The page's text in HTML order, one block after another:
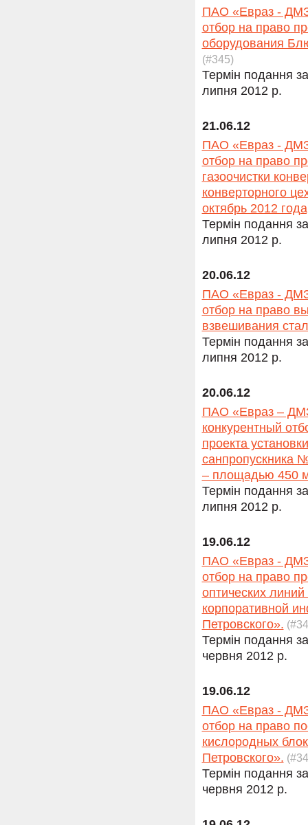
ПАО «Евраз - ДМЗ
отбор на право
оборудования
(#345)
Термін подання
липня 2012 р.
21.06.12
ПАО «Евраз - ДМЗ
отбор на право
газоочистки
конверторного
октябрь 2012
Термін подання
липня 2012 р.
20.06.12
ПАО «Евраз - ДМЗ
отбор на право
взвешивания
Термін подання
липня 2012 р.
20.06.12
ПАО «Евраз –
конкурентный
проекта
санпропускника
– площадью 450
Термін подання
липня 2012 р.
19.06.12
ПАО «Евраз - ДМЗ
отбор на право
оптических
корпоративной
Петровского».
Термін подання
червня 2012 р.
19.06.12
ПАО «Евраз - ДМЗ
отбор на право
кислородных
Петровского».
Термін подання
червня 2012 р.